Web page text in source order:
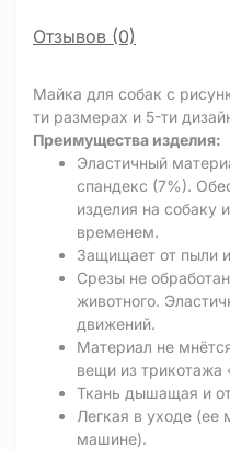
Отзывов (0)
Майка для собак с
ти размерах и 5-ти
Преимущества изделия:
Эластичный
спандекс (7%).
изделия на собаку
временем.
Защищает от пыли
Срезы не
животного.
движений.
Материал не
вещи из трикотажа
Ткань дышащая и
Легкая в уходе (ее
машине).